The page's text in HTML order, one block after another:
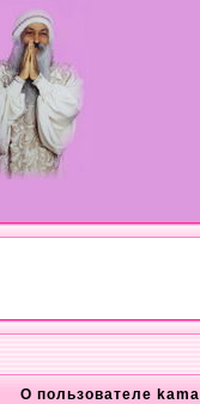
О пользователе kamal